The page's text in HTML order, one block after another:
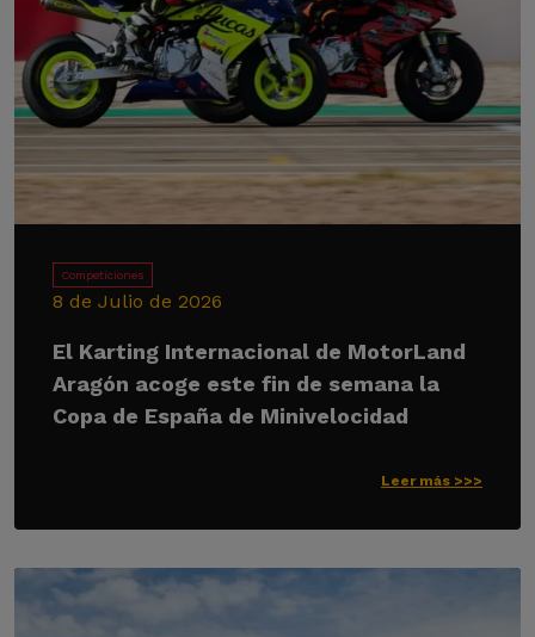
Competiciones
8 de Julio de 2026
El Karting Internacional de MotorLand
Aragón acoge este fin de semana la
Copa de España de Minivelocidad
Leer más >>>